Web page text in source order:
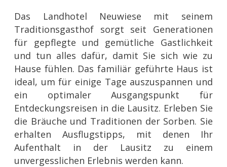
Das Landhotel Neuwiese mit seinem
Traditionsgasthof sorgt seit Generationen
für gepflegte und gemütliche Gastlichkeit
und tun alles dafür, damit Sie sich wie zu
Hause fühlen. Das familiär geführte Haus ist
ideal, um für einige Tage auszuspannen und
ein optimaler Ausgangspunkt für
Entdeckungsreisen in die Lausitz. Erleben Sie
die Bräuche und Traditionen der Sorben. Sie
erhalten Ausflugstipps, mit denen Ihr
Aufenthalt in der Lausitz zu einem
unvergesslichen Erlebnis werden kann.